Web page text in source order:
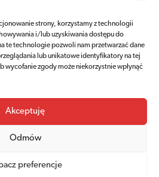
strony, korzystamy z technologii
i/lub uzyskiwania dostępu do
te technologie pozwoli nam przetwarzać dane
lub unikatowe identyfikatory na tej
wycofanie zgody może niekorzystnie wpłynąć
Akceptuję
Odmów
preferencje
2020/05/22
Kościuszko Mound